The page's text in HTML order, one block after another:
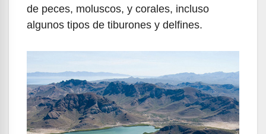
de peces, moluscos, y corales, incluso
algunos tipos de tiburones y delfines.